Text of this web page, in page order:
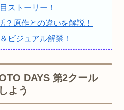
ストーリー！
？原作との違いを解説！
ビジュアル解禁！
DAYS 第2クール
よう